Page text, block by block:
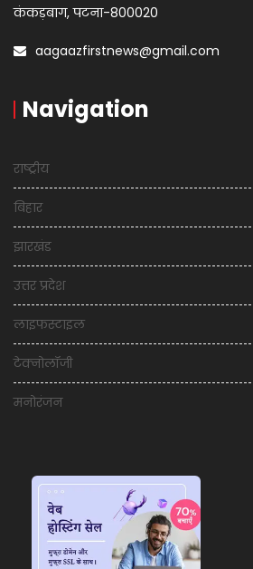
कंकड़बाग, पटना-800020
aagaazfirstnews@gmail.com
Navigation
राष्ट्रीय
बिहार
झारखंड
उत्तर प्रदेश
लाइफस्टाइल
टेक्नोलॉजी
मनोरंजन